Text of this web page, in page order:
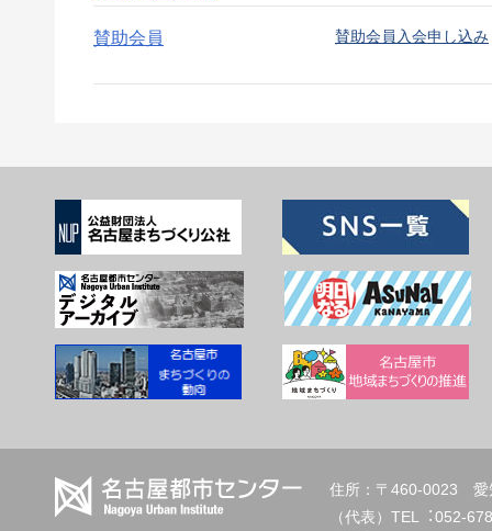
賛助会員 賛助会員入会申し込み
住所：〒460-0023 愛
（代表）